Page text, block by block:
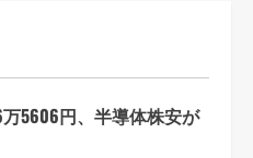
5606円、半導体株安が